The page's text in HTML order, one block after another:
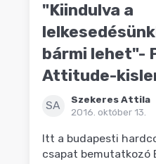
"Kiindulva a
bármi lehet"-
Attitude-
SA
Szekeres Attila
2016. október 13.
Itt a budapesti
csapat bemutatkozó